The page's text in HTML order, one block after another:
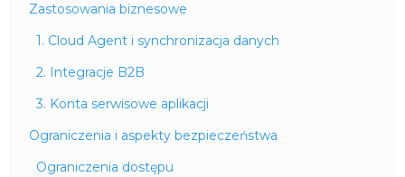
Zastosowania biznesowe
1. Cloud Agent i synchronizacja danych
2. Integracje B2B
3. Konta serwisowe aplikacji
Ograniczenia i aspekty bezpieczeństwa
Ograniczenia dostępu